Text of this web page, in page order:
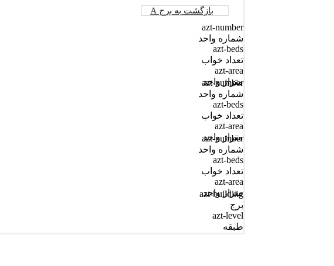
بازگشت به برج A
azt-number
شماره واحد
azt-beds
تعداد خواب
azt-area
متراژ واحد
azt-number
شماره واحد
azt-beds
تعداد خواب
azt-area
متراژ واحد
azt-number
شماره واحد
azt-beds
تعداد خواب
azt-area
متراژ واحد
azt-building
برج
azt-level
طبقه